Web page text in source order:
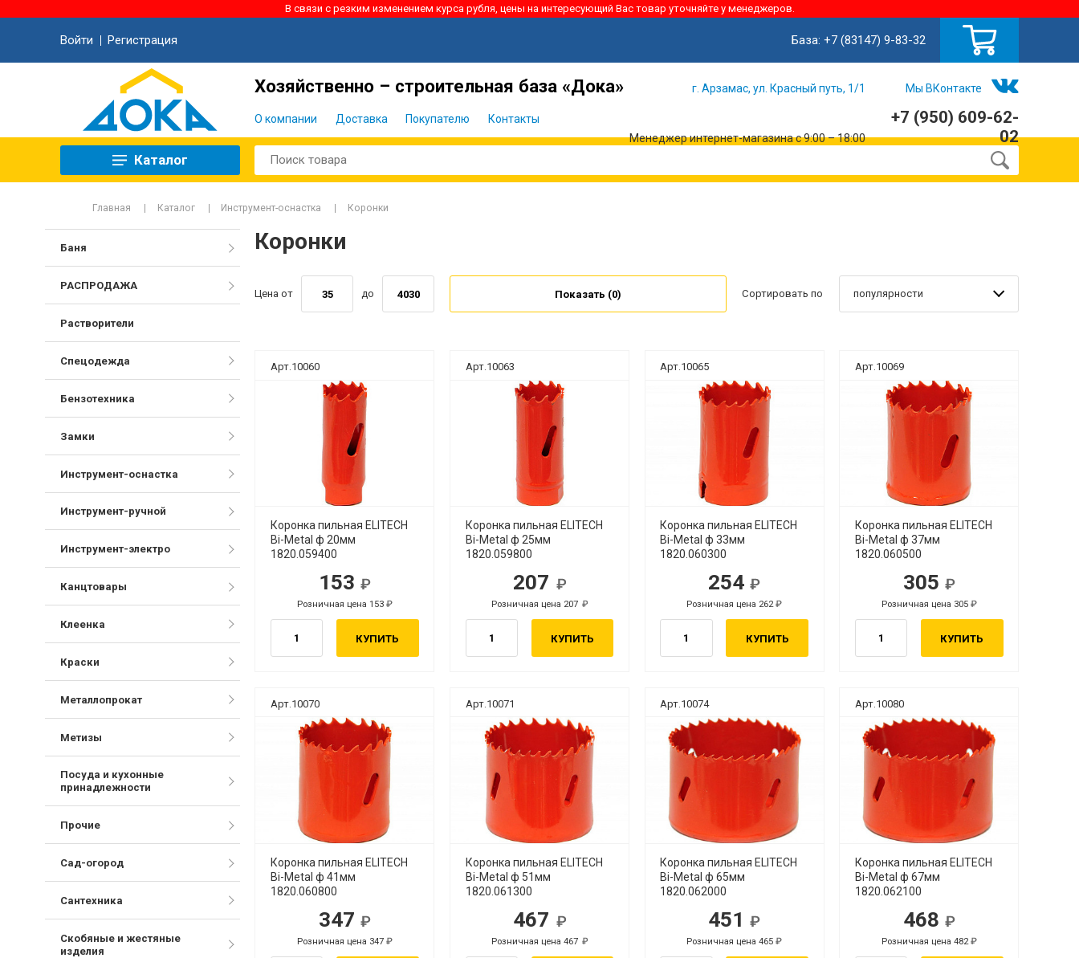
В связи с резким изменением курса рубля, цены на интересующий Вас товар уточняйте у менеджеров.
Войти Регистрация База: +7 (83147) 9-83-32
Хозяйственно – строительная база «Дока»
О компании Доставка Покупателю Контакты
г. Арзамас, ул. Красный путь, 1/1 Мы ВКонтакте
Менеджер интернет-магазина с 9:00 – 18:00
+7 (950) 609-62-
02
Каталог
Главная Каталог Инструмент-оснастка Коронки
Коронки
Цена от до Показать (0) Сортировать по популярности
Арт.10060
Коронка пильная ELITECH
Bi-Metal ф 20мм
1820.059400
153
Розничная цена 153
КУПИТЬ
Арт.10063
Коронка пильная ELITECH
Bi-Metal ф 25мм
1820.059800
207
Розничная цена 207
руб.
КУПИТЬ
Арт.10065
Коронка пильная ELITECH
Bi-Metal ф 33мм
1820.060300
254
руб.
Розничная цена 262
руб.
КУПИТЬ
Арт.10069
Коронка пильная ELITECH
Bi-Metal ф 37мм
1820.060500
305
руб.
Розничная цена 305
руб.
КУПИТЬ
Арт.10070
Коронка пильная ELITECH
Bi-Metal ф 41мм
1820.060800
347
Розничная цена 347
Арт.10071
Коронка пильная ELITECH
Bi-Metal ф 51мм
1820.061300
467
руб.
Розничная цена 467
руб.
Арт.10074
Коронка пильная ELITECH
Bi-Metal ф 65мм
1820.062000
451
руб.
Розничная цена 465
руб.
Арт.10080
Коронка пильная ELITECH
Bi-Metal ф 67мм
1820.062100
468
руб.
Розничная цена 482
руб.
Баня
РАСПРОДАЖА
Растворители
Спецодежда
Бензотехника
Замки
Инструмент-оснастка
Инструмент-ручной
Инструмент-электро
Канцтовары
Клеенка
Краски
Металлопрокат
Метизы
Посуда и кухонные
принадлежности
Прочие
Сад-огород
Сантехника
Скобяные и жестяные
изделия